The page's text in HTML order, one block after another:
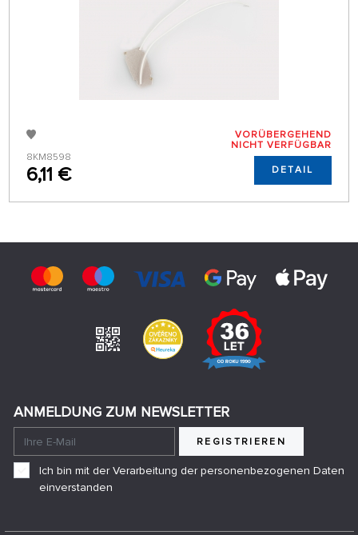
8KM8598
6,11 €
VORÜBERGEHEND
NICHT VERFÜGBAR
DETAIL
ANMELDUNG ZUM NEWSLETTER
REGISTRIEREN
Ich bin mit der Verarbeitung der personenbezogenen Daten
einverstanden